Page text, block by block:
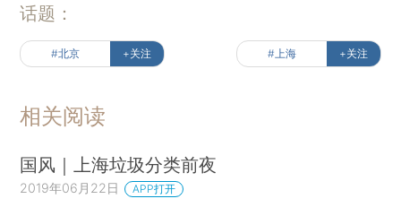
话题：
#北京 +关注 #上海 +关注
相关阅读
国风｜上海垃圾分类前夜
2019年06月22日 APP打开